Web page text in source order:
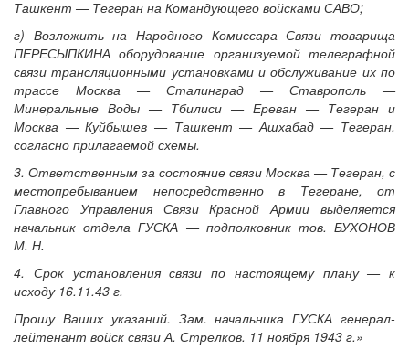
Ташкент — Тегеран на Командующего войсками САВО;
г) Возложить на Народного Комиссара Связи товарища
ПЕРЕСЫПКИНА оборудование организуемой телеграфной
связи трансляционными установками и обслуживание их по
трассе Москва — Сталинград — Ставрополь —
Минеральные Воды — Тбилиси — Ереван — Тегеран и
Москва — Куйбышев — Ташкент — Ашхабад — Тегеран,
согласно прилагаемой схемы.
3. Ответственным за состояние связи Москва — Тегеран, с
местопребыванием непосредственно в Тегеране, от
Главного Управления Связи Красной Армии выделяется
начальник отдела ГУСКА — подполковник тов. БУХОНОВ
М. Н.
4. Срок установления связи по настоящему плану — к
исходу 16.11.43 г.
Прошу Ваших указаний. Зам. начальника ГУСКА генерал-
лейтенант войск связи А. Стрелков. 11 ноября 1943 г.»